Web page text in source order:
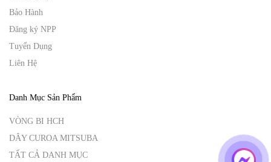
Bảo Hành
Đăng ký NPP
Tuyển Dụng
Liên Hệ
Danh Mục Sản Phẩm
VÒNG BI HCH
DÂY CUROA MITSUBA
TẤT CẢ DANH MỤC